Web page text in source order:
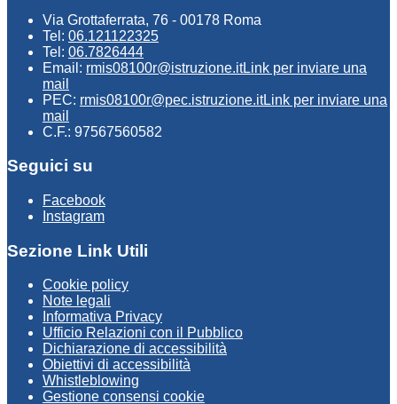
Via Grottaferrata, 76 - 00178 Roma
Tel: 06.121122325
Tel: 06.7826444
Email: rmis08100r@istruzione.itLink per inviare una
mail
PEC: rmis08100r@pec.istruzione.itLink per inviare una
mail
C.F.: 97567560582
Seguici su
Facebook
Instagram
Sezione Link Utili
Cookie policy
Note legali
Informativa Privacy
Ufficio Relazioni con il Pubblico
Dichiarazione di accessibilità
Obiettivi di accessibilità
Whistleblowing
Gestione consensi cookie